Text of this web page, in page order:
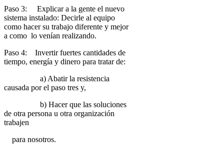
Paso 3: Explicar a la gente el nuevo
sistema instalado: Decirle al equipo
como hacer su trabajo diferente y mejor
a como lo venían realizando.
Paso 4: Invertir fuertes cantidades de
tiempo, energía y dinero para tratar de:
a) Abatir la resistencia
causada por el paso tres y,
b) Hacer que las soluciones
de otra persona u otra organización
trabajen
para nosotros.